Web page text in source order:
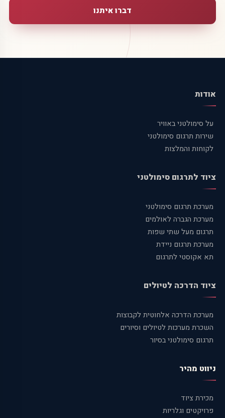
דברו איתנו
אודות
על סימולטני באוויר
שירות תרגום סימולטני
לקוחות והמלצות
ציוד לתרגום סימולטני
מערכת תרגום סימולטני
מערכת הגברה לאולמים
תרגום מעל שתי שפות
מערכת תרגום ניידת
תא אקוסטי לתרגום
ציוד הדרכה לטיולים
מערכת הדרכה אלחוטית לקבוצות
השכרת מערכות לטיולים וסיורים
תרגום סימולטני בסיור
ניווט מהיר
מכירת ציוד
פרויקטים וגלריות